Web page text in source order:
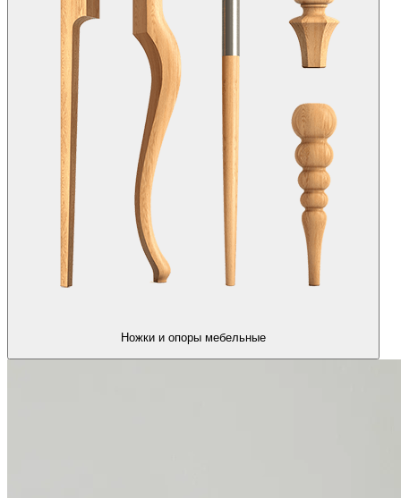
Ножки и опоры мебельные